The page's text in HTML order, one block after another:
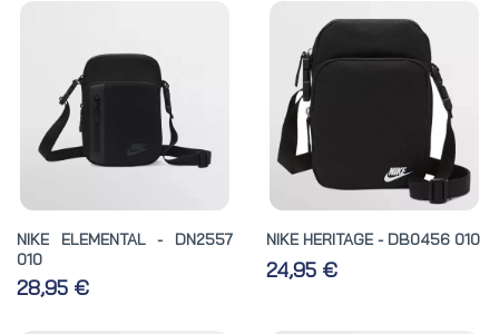
NIKE ELEMENTAL - DN2557
010
28,95 €
NIKE HERITAGE - DB0456 010
24,95 €